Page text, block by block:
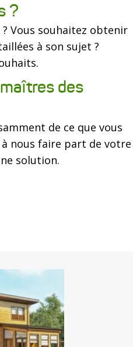
?
Vous souhaitez obtenir
à son sujet ?
des
de ce que vous
nous faire part de votre
solution.